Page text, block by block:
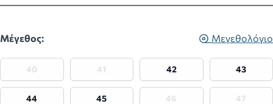
Μέγεθος: Μεγεθολόγιο
40 41 42 43
44 45 46 47